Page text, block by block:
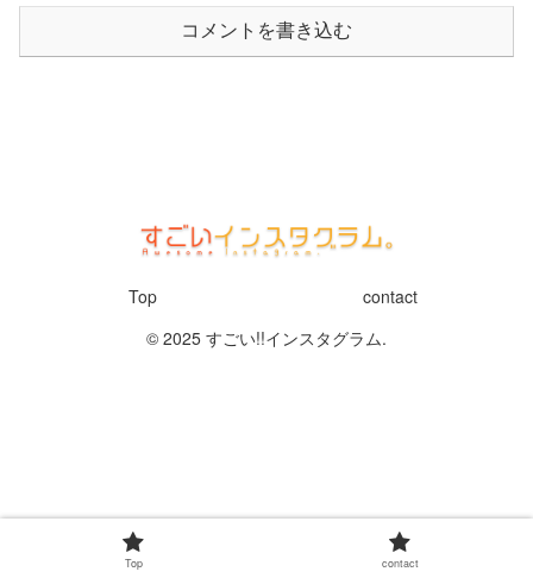
コメントを書き込む
Top
contact
© 2025 すごい!!インスタグラム.
Top contact